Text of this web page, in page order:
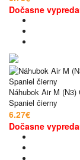
Dočasne
Náhubok Air M (N3)
Spaniel čierny
6.27€
Dočasne